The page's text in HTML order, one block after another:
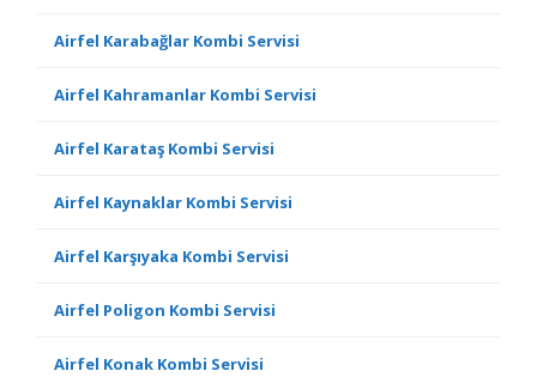
Airfel Karabağlar Kombi Servisi
Airfel Kahramanlar Kombi Servisi
Airfel Karataş Kombi Servisi
Airfel Kaynaklar Kombi Servisi
Airfel Karşıyaka Kombi Servisi
Airfel Poligon Kombi Servisi
Airfel Konak Kombi Servisi